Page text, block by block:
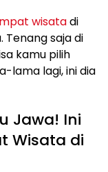
wisatadi
Tenang saja di
kamu pilih
lama lagi, ini dia
Jawa! Ini
Wisata di